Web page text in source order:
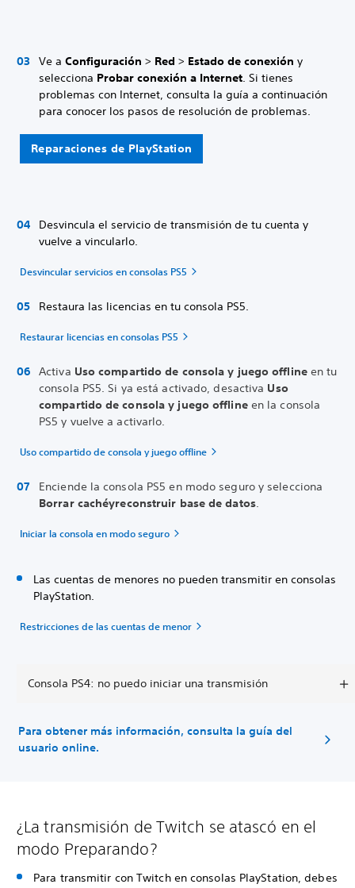
Ve a Configuración > Red > Estado de conexión y
selecciona Probar conexión a Internet. Si tienes
problemas con Internet, consulta la guía a continuación
para conocer los pasos de resolución de problemas.
Reparaciones de PlayStation
Desvincula el servicio de transmisión de tu cuenta y
vuelve a vincularlo.
Desvincular servicios en consolas PS5
Restaura las licencias en tu consola PS5.
Restaurar licencias en consolas PS5
Activa Uso compartido de consola y juego offlineen tu
consola PS5. Si ya está activado, desactiva Uso
compartido de consola y juego offlineen la consola
PS5 y vuelve a activarlo.
Uso compartido de consola y juego offline
Enciende la consola PS5 en modo seguro y selecciona
Borrar cachéyreconstruir base de datos.
Iniciar la consola en modo seguro
Las cuentas de menores no pueden transmitir en consolas
PlayStation.
Restricciones de las cuentas de menor
Consola PS4: no puedo iniciar una transmisión
Para obtener más información, consulta la guía del
usuario online.
¿La transmisión de Twitch se atascó en el
modo Preparando?
Para transmitir con Twitch en consolas PlayStation, debes